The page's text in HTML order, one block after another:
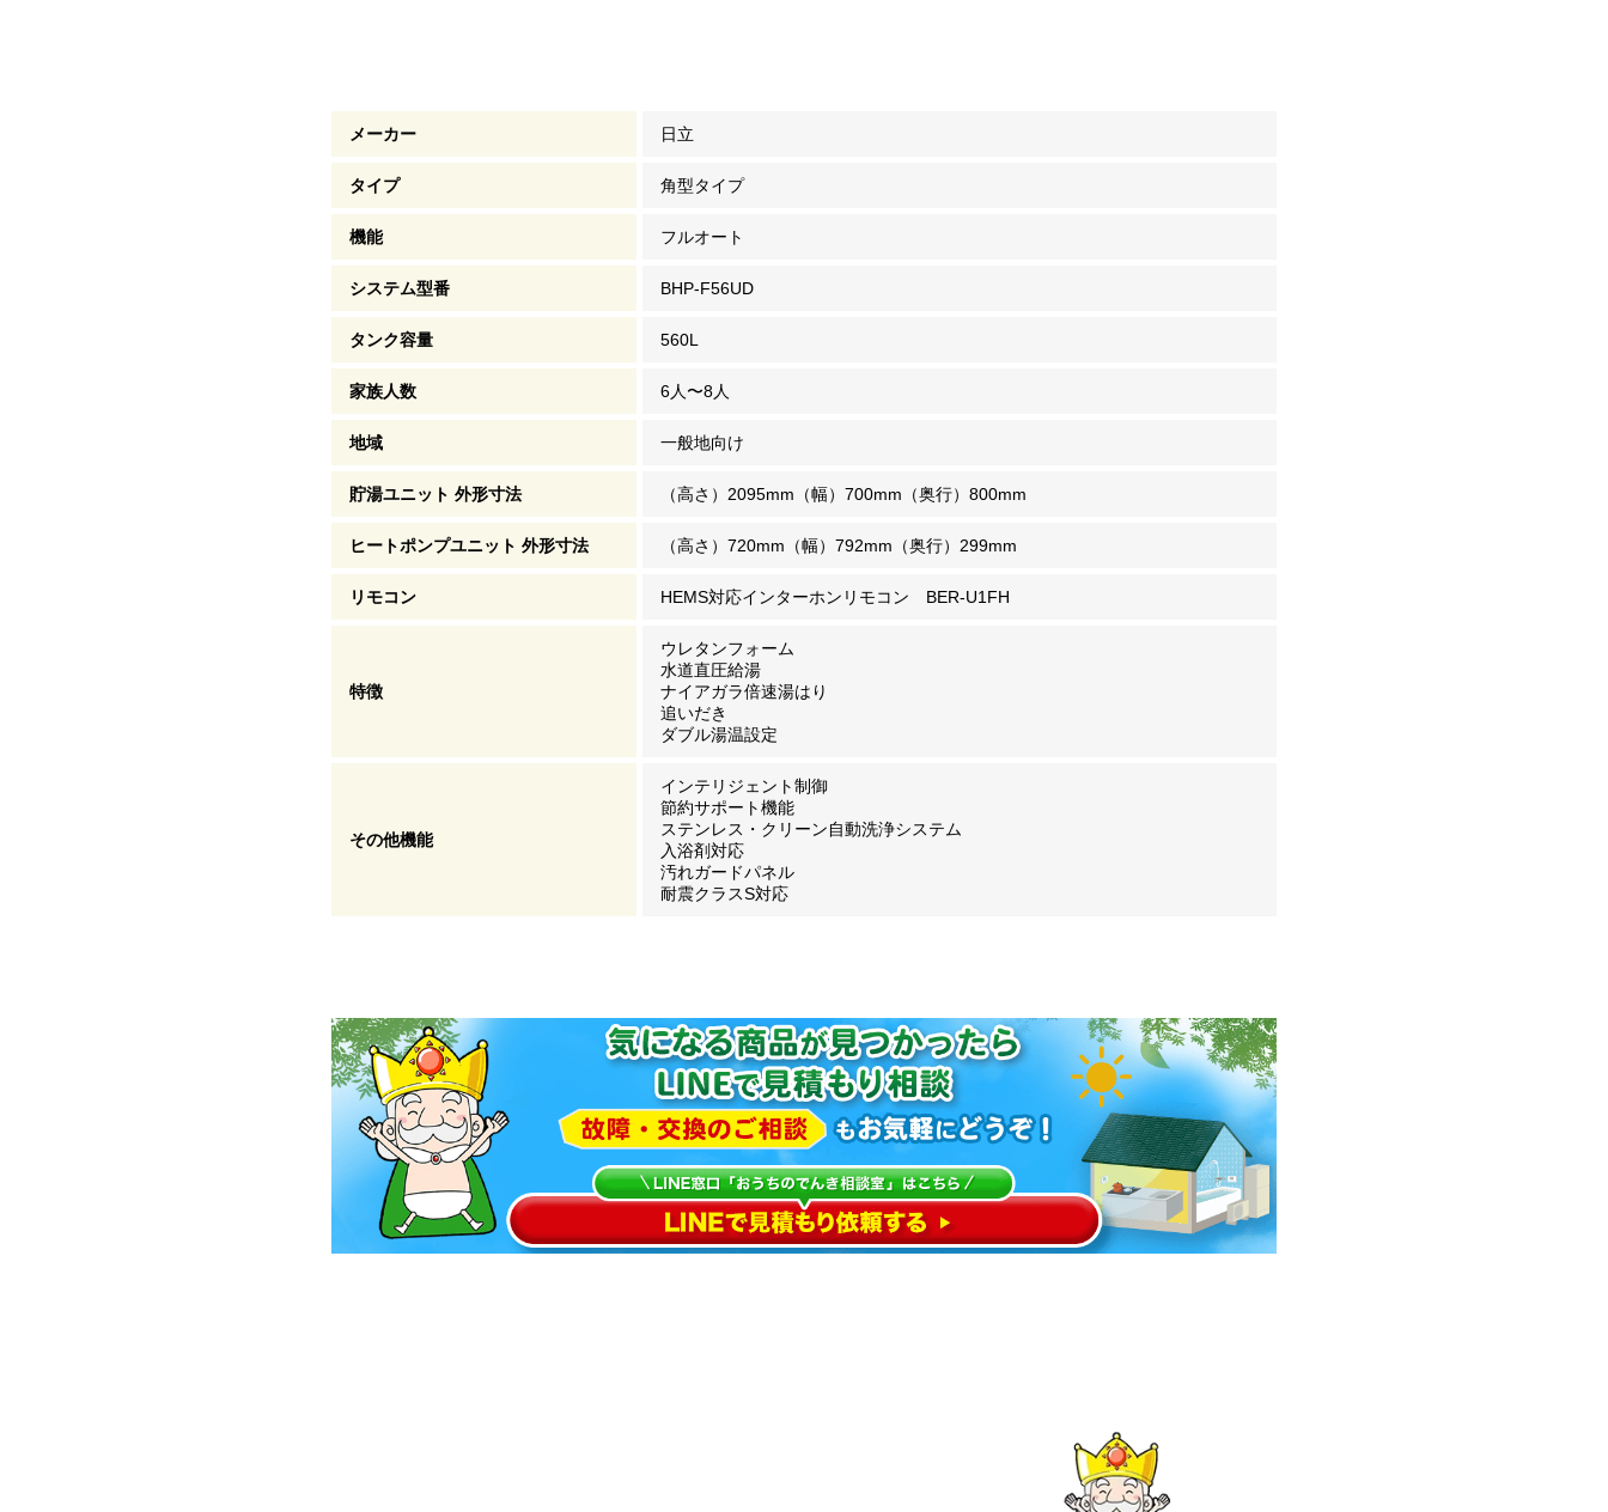
メーカー 日立
タイプ 角型タイプ
機能 フルオート
システム型番 BHP-F56UD
タンク容量 560L
家族人数 6人〜8人
地域 一般地向け
貯湯ユニット 外形寸法 （高さ）2095mm（幅）700mm（奥行）800mm
ヒートポンプユニット 外形寸法 （高さ）720mm（幅）792mm（奥行）299mm
リモコン HEMS対応インターホンリモコン BER-U1FH
特徴
ウレタンフォーム
水道直圧給湯
ナイアガラ倍速湯はり
追いだき
ダブル湯温設定
その他機能
インテリジェント制御
節約サポート機能
ステンレス・クリーン自動洗浄システム
入浴剤対応
汚れガードパネル
耐震クラスS対応